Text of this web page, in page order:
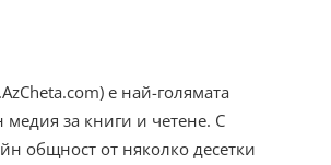
е най-голямата
медия за книги и четене. С
общност от няколко десетки